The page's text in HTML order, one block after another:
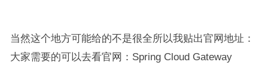
当然这个地方可能给的不是很全所以我贴出官网地址：
大家需要的可以去看官网：Spring Cloud Gateway